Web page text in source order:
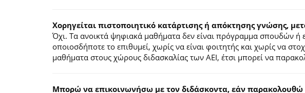
Χορηγείται πιστοποιητικό κατάρτισης ή απόκτησης γνώσης,
Όχι. Τα ανοικτά ψηφιακά μαθήματα δεν είναι πρόγραμμα σπουδών
οποιοσδήποτε το επιθυμεί, χωρίς να είναι φοιτητής και χωρίς να
μαθήματα στους χώρους διδασκαλίας των ΑΕΙ, έτσι μπορεί να
Μπορώ να επικοινωνήσω με τον διδάσκοντα, εάν